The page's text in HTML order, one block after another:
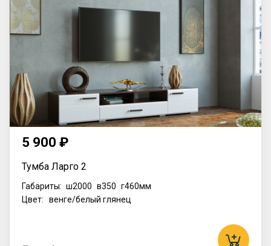
5 900 ₽
Тумба Ларго 2
Габариты: ш2000 в350 г460мм
Цвет: венге/белый глянец